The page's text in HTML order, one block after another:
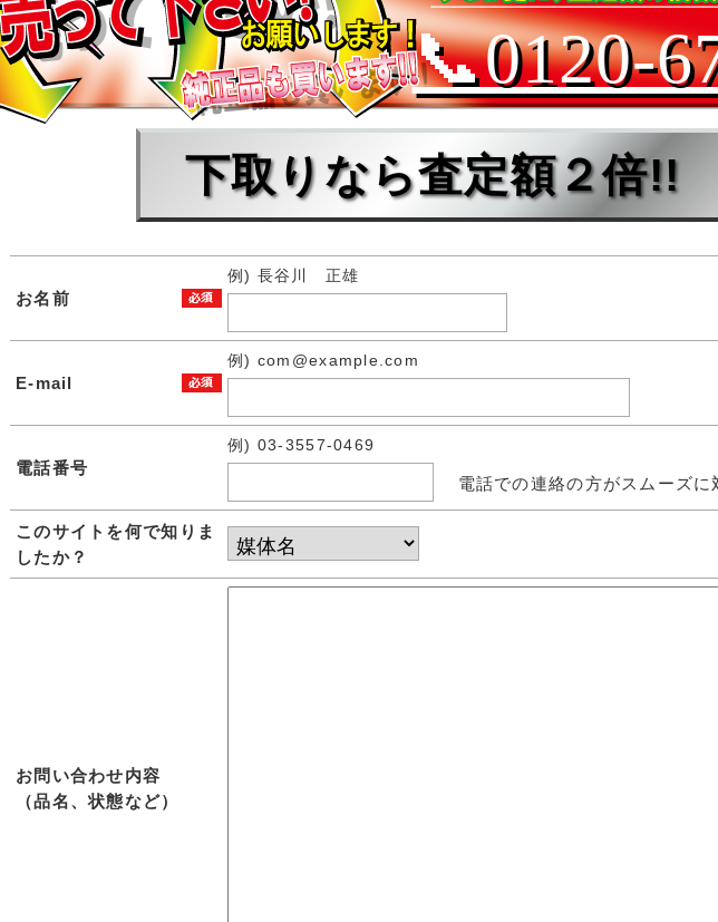
📞0120-
下取りなら査定額２倍!!
お名前
例) 長谷川 正雄
E-mail
例) com@example.com
電話番号
例) 03-3557-0469
電話での連絡の方がスムーズに
このサイトを何で知りま
したか？
お問い合わせ内容
（品名、状態など）